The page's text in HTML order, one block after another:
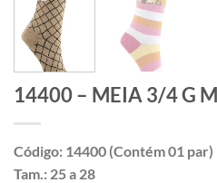
14400 – MEIA 3/4 G
Código: 14400 (Contém 01 par)
Tam.: 25 a 28